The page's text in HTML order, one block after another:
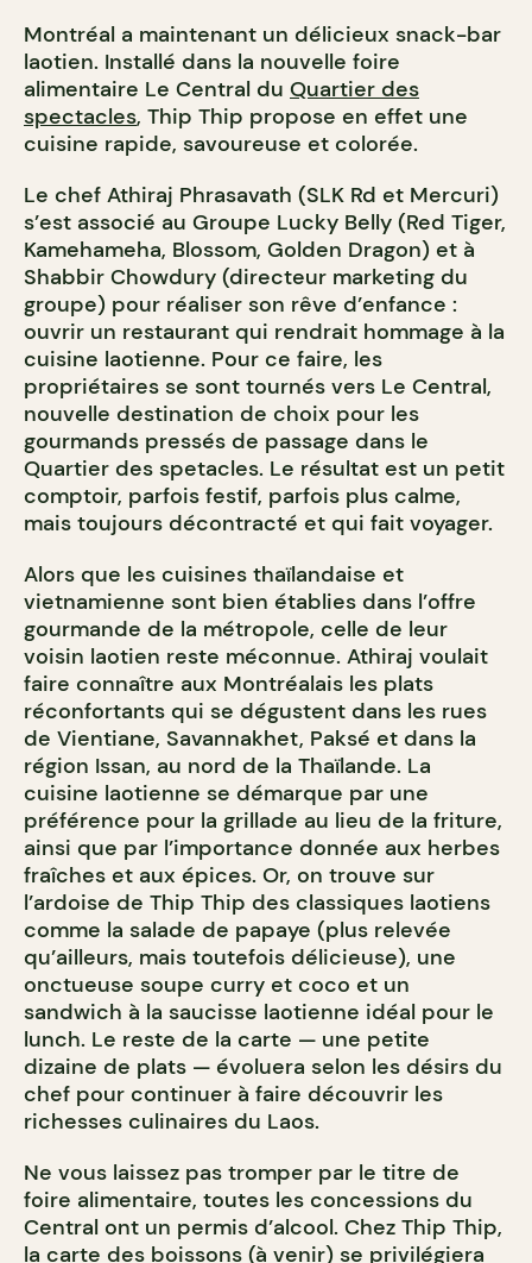
Montréal a maintenant un délicieux snack-bar
laotien. Installé dans la nouvelle foire
alimentaire Le Central du Quartier des
spectacles, Thip Thip propose en effet une
cuisine rapide, savoureuse et colorée.
Le chef Athiraj Phrasavath (SLK Rd et Mercuri)
s’est associé au Groupe Lucky Belly (Red Tiger,
Kamehameha, Blossom, Golden Dragon) et à
Shabbir Chowdury (directeur marketing du
groupe) pour réaliser son rêve d’enfance :
ouvrir un restaurant qui rendrait hommage à la
cuisine laotienne. Pour ce faire, les
propriétaires se sont tournés vers Le Central,
nouvelle destination de choix pour les
gourmands pressés de passage dans le
Quartier des spetacles. Le résultat est un petit
comptoir, parfois festif, parfois plus calme,
mais toujours décontracté et qui fait voyager.
Alors que les cuisines thaïlandaise et
vietnamienne sont bien établies dans l’offre
gourmande de la métropole, celle de leur
voisin laotien reste méconnue. Athiraj voulait
faire connaître aux Montréalais les plats
réconfortants qui se dégustent dans les rues
de Vientiane, Savannakhet, Paksé et dans la
région Issan, au nord de la Thaïlande. La
cuisine laotienne se démarque par une
préférence pour la grillade au lieu de la friture,
ainsi que par l’importance donnée aux herbes
fraîches et aux épices. Or, on trouve sur
l’ardoise de Thip Thip des classiques laotiens
comme la salade de papaye (plus relevée
qu’ailleurs, mais toutefois délicieuse), une
onctueuse soupe curry et coco et un
sandwich à la saucisse laotienne idéal pour le
lunch. Le reste de la carte — une petite
dizaine de plats — évoluera selon les désirs du
chef pour continuer à faire découvrir les
richesses culinaires du Laos.
Ne vous laissez pas tromper par le titre de
foire alimentaire, toutes les concessions du
Central ont un permis d’alcool. Chez Thip Thip,
la carte des boissons (à venir) se privilégiera